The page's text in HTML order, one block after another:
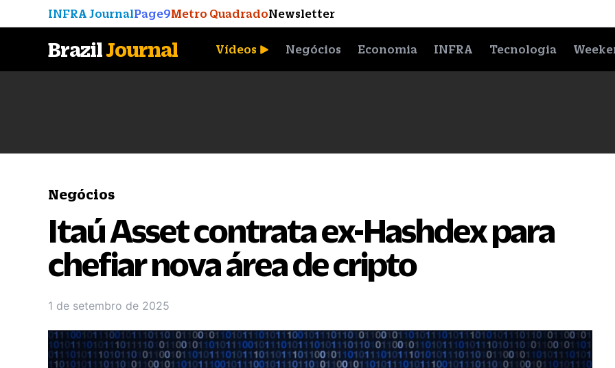
INFRA JournalPage9Metro QuadradoNewsletter
BrazilJournal Vídeos Negócios Economia INFRA Tecnologia
Negócios
Itaú Asset contrata ex-Hashdex para
chefiar nova área de cripto
1 de setembro de 2025